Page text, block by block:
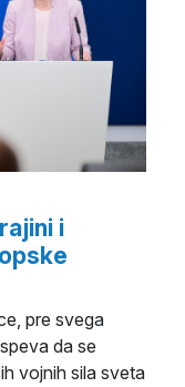
i
pre svega
da se
vojnih sila sveta